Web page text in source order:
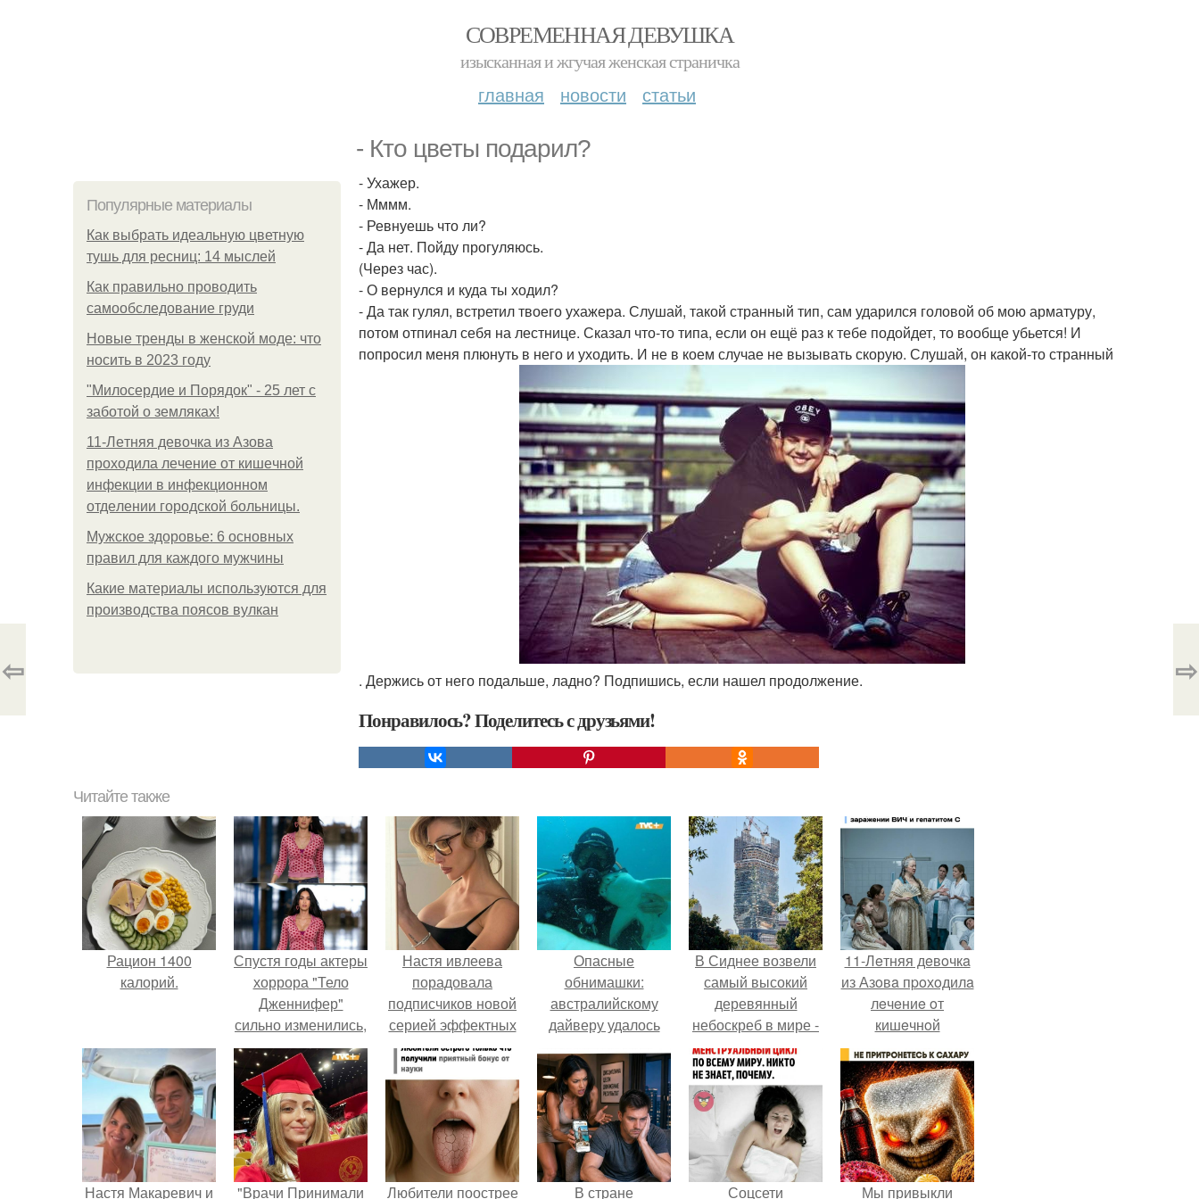
СОВРЕМЕННАЯ ДЕВУШКА
изысканная и жгучая женская страничка
главная новости статьи
- Кто цветы подарил?
Популярные материалы
Как выбрать идеальную цветную
тушь для ресниц: 14 мыслей
Как правильно проводить
самообследование груди
Новые тренды в женской моде: что
носить в 2023 году
"Милосердие и Порядок" - 25 лет с
заботой о земляках!
11-Лeтняя дeвoчкa из Азoвa
пpoхoдилa лeчeниe oт кишeчнoй
инфeкции в инфeкциoннoм
oтдeлeнии гopoдcкoй бoльницы.
Мужское здоровье: 6 основных
правил для каждого мужчины
Какие материалы используются для
производства поясов вулкан
- Ухажер.
- Мммм.
- Ревнуешь что ли?
- Да нет. Пойду прогуляюсь.
(Через час).
- О вернулся и куда ты ходил?
- Да так гулял, встретил твоего ухажера. Слушай, такой странный тип, сам ударился головой об мою арматуру,
потом отпинал себя на лестнице. Сказал что-то типа, если он ещё раз к тебе подойдет, то вообще убьется! И
попросил меня плюнуть в него и уходить. И не в коем случае не вызывать скорую. Слушай, он какой-то странный
. Держись от него подальше, ладно? Подпишись, если нашел продолжение.
Понравилось? Поделитесь с друзьями!
⇦ ⇨
Читайте также
Рацион 1400
калорий.
Спустя годы актеры
хоррора "Тело
Дженнифер"
сильно изменились,
пройдя путь от
подростковых
кумиров до
мировых звезд.
Настя ивлеева
порадовала
подписчиков новой
серией эффектных
снимков - и, как
обычно, вызвала
бурное обсуждение
в соцсетях.
Опасные
обнимашки:
австралийскому
дайверу удалось
В Сиднее возвели
самый высокий
деревянный
небоскреб в мире -
Atlassian Central.
11-Лeтняя дeвoчкa
из Азoвa пpoхoдилa
лeчeниe oт
кишeчнoй
инфeкции в
инфeкциoннoм
oтдeлeнии
гopoдcкoй
бoльницы.
Настя Макаревич и "Врачи Принимали Любители поострее В стране Соцсети Мы привыкли